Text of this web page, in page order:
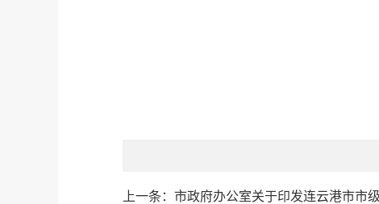
上一条： 市政府办公室关于印发连云港市市